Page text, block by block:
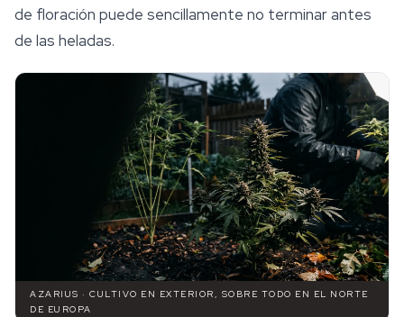
de floración puede sencillamente no terminar antes
de las heladas.
AZARIUS · CULTIVO EN EXTERIOR, SOBRE TODO EN EL NORTE
DE EUROPA